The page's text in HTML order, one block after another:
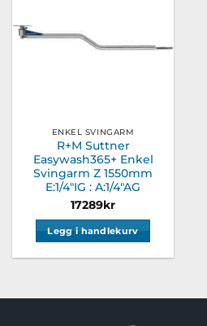
ENKEL SVINGARM
R+M Suttner
Easywash365+ Enkel
Svingarm Z 1550mm
E:1/4″IG : A:1/4″AG
17289kr
Legg i handlekurv